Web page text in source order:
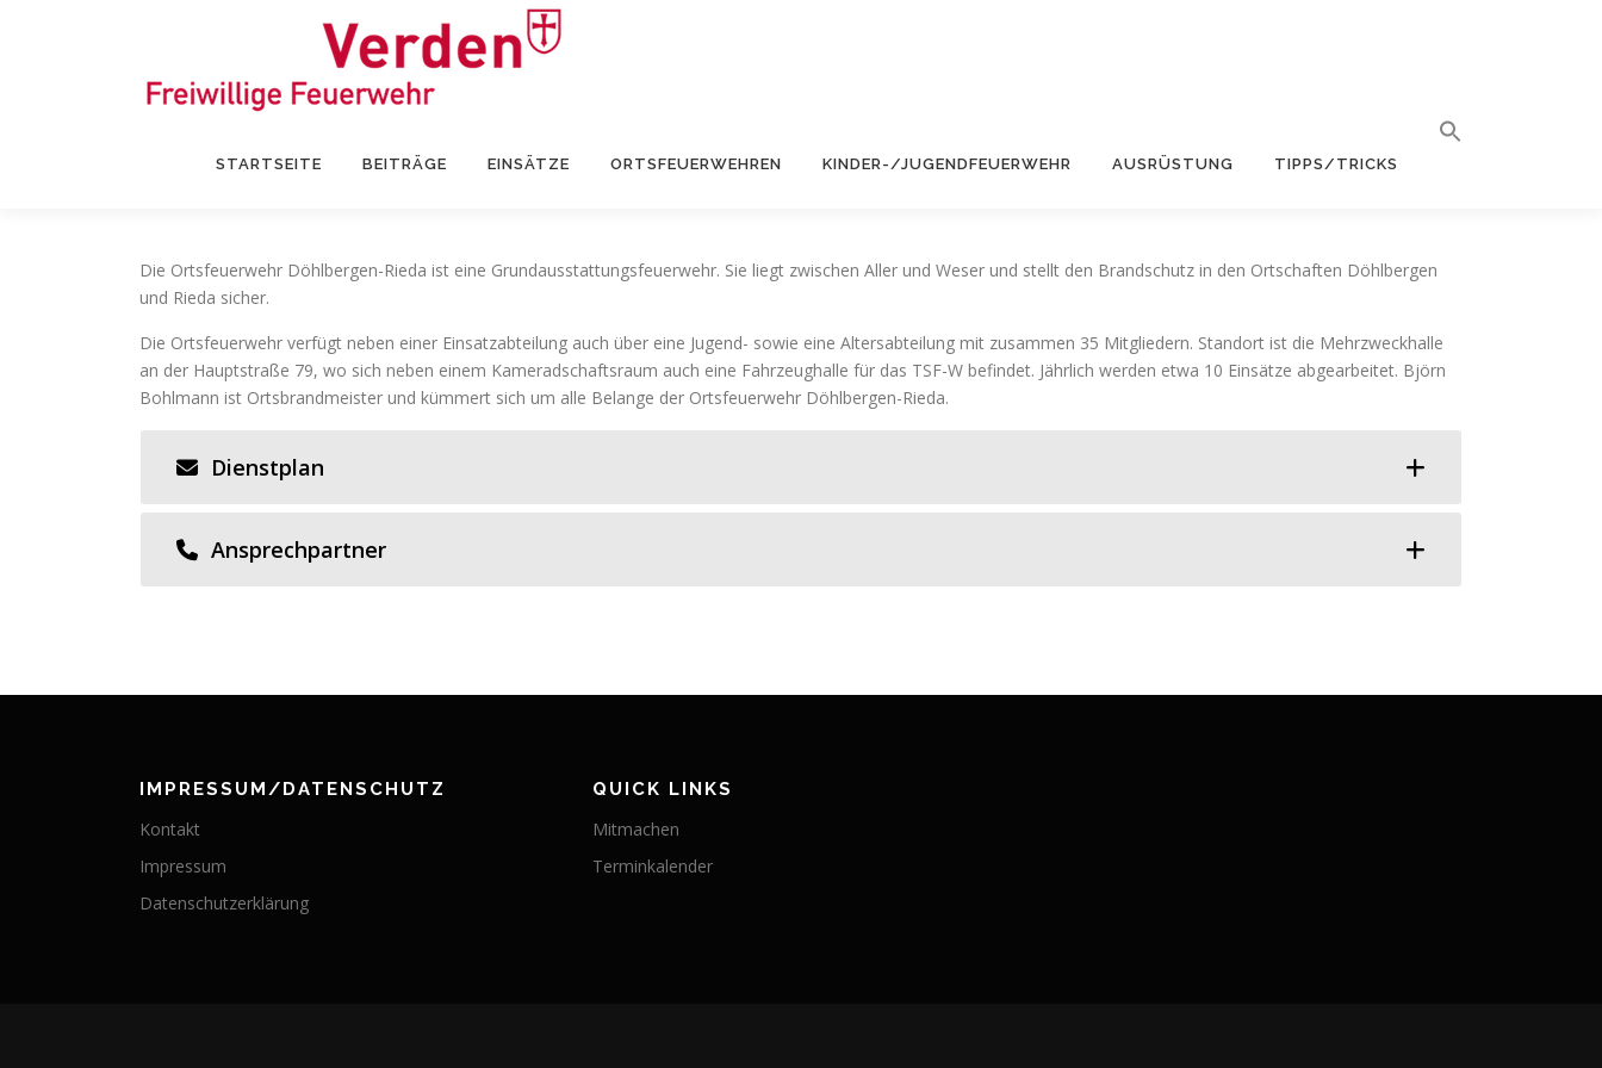
STARTSEITE BEITRÄGE EINSÄTZE ORTSFEUERWEHREN KINDER-/JUGENDFEUERWEHR AUSRÜSTUNG TIPPS/TRICKS
Die Ortsfeuerwehr Döhlbergen-Rieda ist eine Grundausstattungsfeuerwehr. Sie liegt zwischen Aller und Weser und stellt den Brandschutz in den Ortschaften Döhlbergen
und Rieda sicher.
Die Ortsfeuerwehr verfügt neben einer Einsatzabteilung auch über eine Jugend- sowie eine Altersabteilung mit zusammen 35 Mitgliedern. Standort ist die Mehrzweckhalle
an der Hauptstraße 79, wo sich neben einem Kameradschaftsraum auch eine Fahrzeughalle für das TSF-W befindet. Jährlich werden etwa 10 Einsätze abgearbeitet. Björn
Bohlmann ist Ortsbrandmeister und kümmert sich um alle Belange der Ortsfeuerwehr Döhlbergen-Rieda.
Dienstplan
Ansprechpartner
IMPRESSUM/DATENSCHUTZ
Kontakt
Impressum
Datenschutzerklärung
QUICK LINKS
Mitmachen
Terminkalender